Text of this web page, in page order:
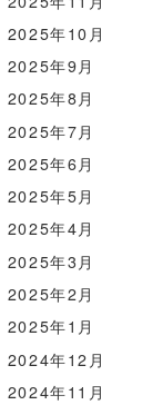
2025年10月
2025年9月
2025年8月
2025年7月
2025年6月
2025年5月
2025年4月
2025年3月
2025年2月
2025年1月
2024年12月
2024年11月